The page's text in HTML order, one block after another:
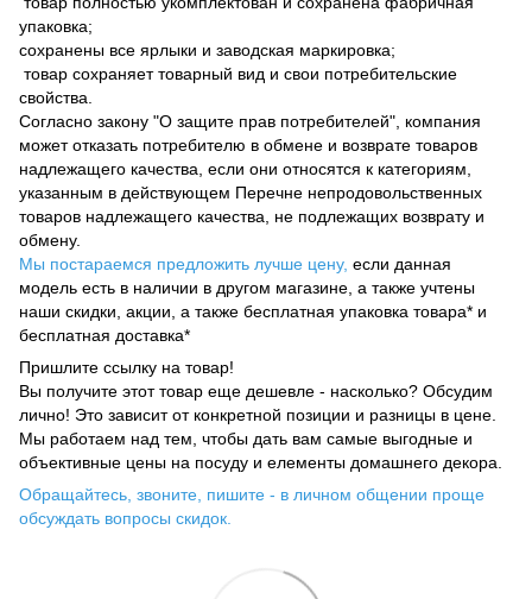
упаковка;
сохранены все ярлыки и заводская маркировка;
товар сохраняет товарный вид и свои потребительские
свойства.
Согласно закону "О защите прав потребителей", компания
может отказать потребителю в обмене и возврате товаров
надлежащего качества, если они относятся к категориям,
указанным в действующем Перечне непродовольственных
товаров надлежащего качества, не подлежащих возврату и
обмену.
Мы постараемся предложить лучше цену, если данная
модель есть в наличии в другом магазине, а также учтены
наши скидки, акции, а также бесплатная упаковка товара* и
бесплатная доставка*
Пришлите ссылку на товар!
Вы получите этот товар еще дешевле - насколько? Обсудим
лично! Это зависит от конкретной позиции и разницы в цене.
Мы работаем над тем, чтобы дать вам самые выгодные и
объективные цены на посуду и елементы домашнего декора.
Обращайтесь, звоните, пишите - в личном общении проще
обсуждать вопросы скидок.